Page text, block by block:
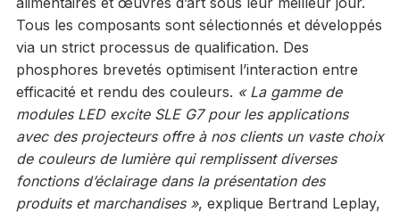
Tous les composants sont sélectionnés et développés
via un strict processus de qualification. Des
phosphores brevetés optimisent l’interaction entre
efficacité et rendu des couleurs. « La gamme de
modules LED excite SLE G7 pour les applications
avec des projecteurs offre à nos clients un vaste choix
de couleurs de lumière qui remplissent diverses
fonctions d’éclairage dans la présentation des
produits et marchandises », explique Bertrand Leplay,